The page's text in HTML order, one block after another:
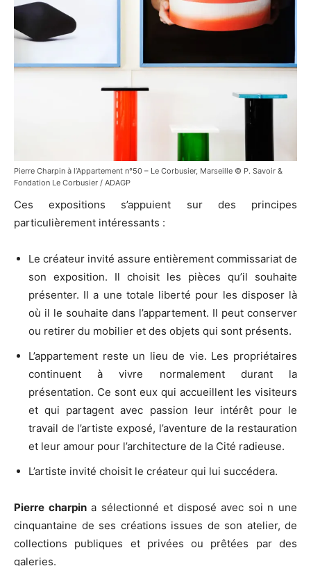
Pierre Charpin à l’Appartement n°50 – Le Corbusier, Marseille © P. Savoir &
Fondation Le Corbusier / ADAGP
Ces expositions s’appuient sur des principes
particulièrement intéressants :
Le créateur invité assure entièrement commissariat de
son exposition. Il choisit les pièces qu’il souhaite
présenter. Il a une totale liberté pour les disposer là
où il le souhaite dans l’appartement. Il peut conserver
ou retirer du mobilier et des objets qui sont présents.
L’appartement reste un lieu de vie. Les propriétaires
continuent à vivre normalement durant la
présentation. Ce sont eux qui accueillent les visiteurs
et qui partagent avec passion leur intérêt pour le
travail de l’artiste exposé, l’aventure de la restauration
et leur amour pour l’architecture de la Cité radieuse.
L’artiste invité choisit le créateur qui lui succédera.
Pierre charpina sélectionné et disposé avec soi n une
cinquantaine de ses créations issues de son atelier, de
collections publiques et privées ou prêtées par des
galeries.